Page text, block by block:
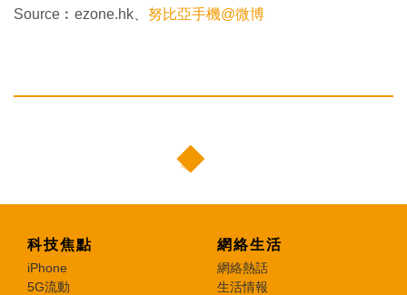
Source︰ezone.hk、 努比亞手機@微博
科技焦點
iPhone
5G流動
網絡生活
網絡熱話
生活情報